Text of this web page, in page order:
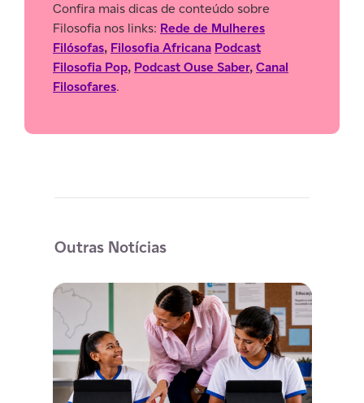
Confira mais dicas de conteúdo sobre
Filosofia nos links: Rede de Mulheres
Filósofas, Filosofia Africana Podcast
Filosofia Pop, Podcast Ouse Saber,Canal
Filosofares.
Outras Notícias